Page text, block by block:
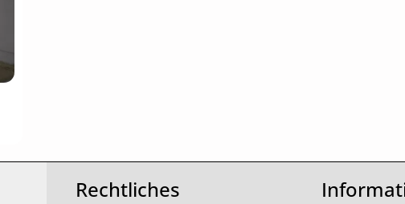
Rechtliches